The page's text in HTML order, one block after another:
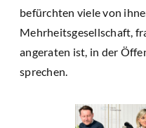
befürchten viele von
Mehrheitsgesellschaft,
angeraten ist, in der
sprechen.